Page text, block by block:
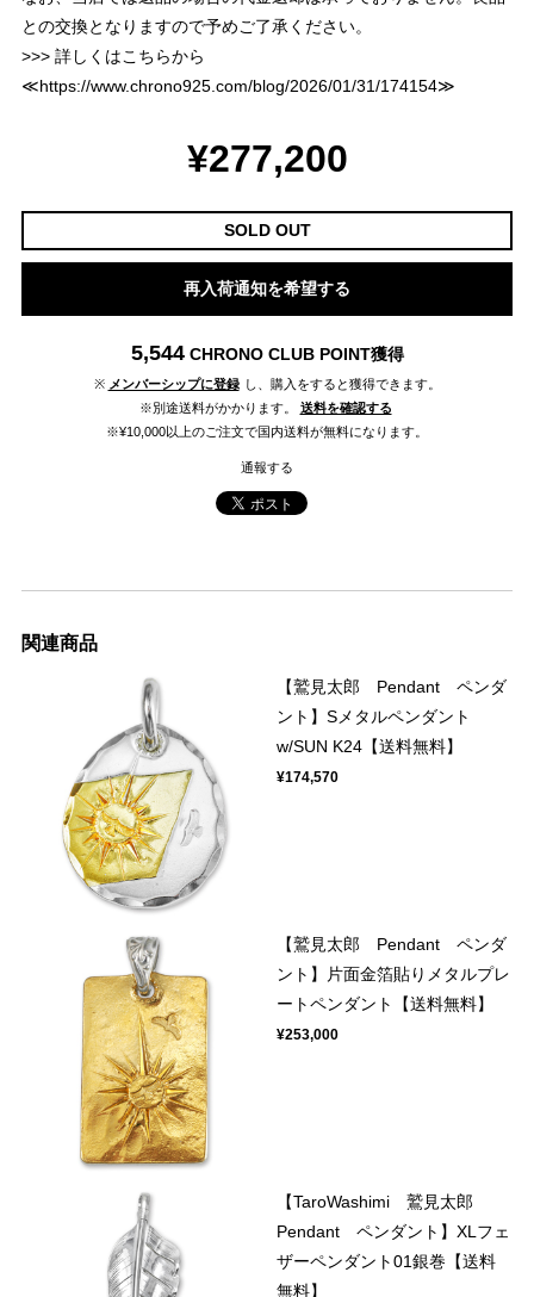
との交換となりますので予めご了承ください。
>>> 詳しくはこちらから
≪https://www.chrono925.com/blog/2026/01/31/174154≫
¥277,200
SOLD OUT
再入荷通知を希望する
5,544 CHRONO CLUB POINT獲得
※ メンバーシップに登録 し、購入をすると獲得できます。
※別途送料がかかります。
送料を確認する
※¥10,000以上のご注文で国内送料が無料になります。
通報する
関連商品
【鷲見太郎 Pendant ペンダ
ント】Sメタルペンダント
w/SUN K24【送料無料】
¥174,570
【鷲見太郎 Pendant ペンダ
ント】片面金箔貼りメタルプレ
ートペンダント【送料無料】
¥253,000
【TaroWashimi 鷲見太郎
Pendant ペンダント】XLフェ
ザーペンダント01銀巻【送料
無料】